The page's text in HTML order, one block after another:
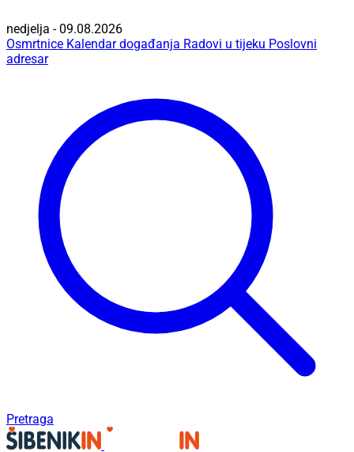
nedjelja - 09.08.2026
Osmrtnice Kalendar događanja Radovi u tijeku Poslovni
adresar
Pretraga